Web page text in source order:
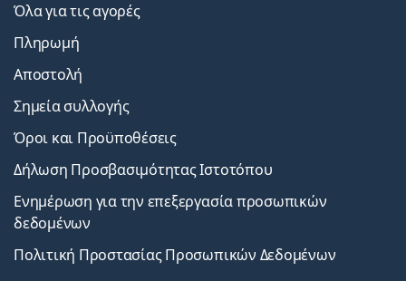
Όλα για τις αγορές
Πληρωμή
Αποστολή
Σημεία συλλογής
Όροι και Προϋποθέσεις
Δήλωση Προσβασιμότητας Ιστοτόπου
Ενημέρωση για την επεξεργασία προσωπικών
δεδομένων
Πολιτική Προστασίας Προσωπικών Δεδομένων